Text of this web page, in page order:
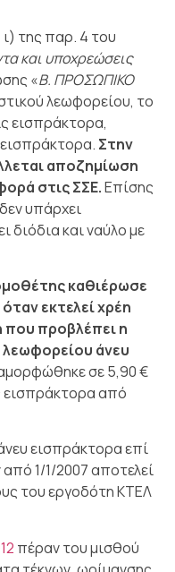
ι) της παρ. 4 του
και υποχρεώσεις
«Β. ΠΡΟΣΩΠΙΚΟ
λεωφορείου, το
εισπράκτορα,
εισπράκτορα. Στην
αποζημίωση
στις ΣΣΕ.Επίσης
υπάρχει
διόδια και ναύλο με
καθιέρωσε
εκτελεί χρέη
που προβλέπει η
άνευ
σε 5,90 €
εισπράκτορα από
εισπράκτορα επί
1/1/2007 αποτελεί
του εργοδότη ΚΤΕΛ
πέραν του μισθού